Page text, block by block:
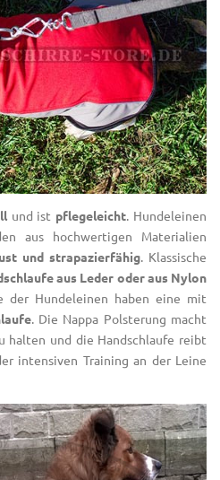
und ist pflegeleicht. Hundeleinen
aus hochwertigen Materialien
und strapazierfähig. Klassische
aus Leder oder aus Nylon
der Hundeleinen haben eine mit
. Die Nappa Polsterung macht
halten und die Handschlaufe reibt
intensiven Training an der Leine